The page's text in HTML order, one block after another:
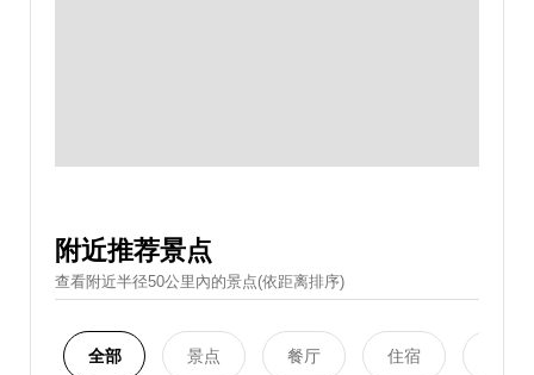
附近推荐景点
查看附近半径50公里內的景点(依距离排序)
全部 景点 餐厅 住宿